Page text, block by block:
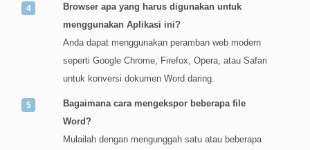
Browser apa yang harus digunakan untuk
menggunakan Aplikasi ini?
Anda dapat menggunakan peramban web modern
seperti Google Chrome, Firefox, Opera, atau Safari
untuk konversi dokumen Word daring.
Bagaimana cara mengekspor beberapa file
Word?
Mulailah dengan mengunggah satu atau beberapa